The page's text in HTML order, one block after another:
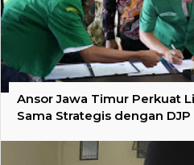
Ansor Jawa Timur Perkuat
Sama Strategis dengan